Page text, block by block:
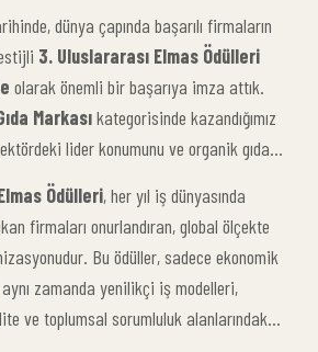
dünya çapında başarılı firmaların
3. Uluslararası Elmas Ödülleri
olarak önemli bir başarıya imza attık.
Markasıkategorisinde kazandığımız
lider konumunu ve organik gıda
bir kez daha pekiştirdi.
Ödülleri, her yıl iş dünyasında
firmaları onurlandıran, global ölçekte
Bu ödüller, sadece ekonomik
aynı zamanda yenilikçi iş modelleri,
ve toplumsal sorumluluk alanlarındaki